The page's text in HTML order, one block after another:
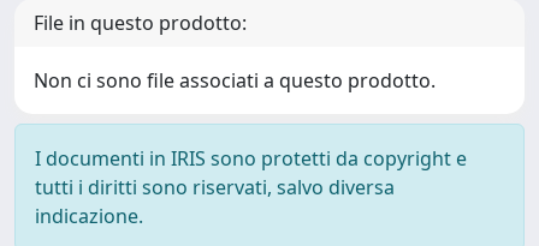
File in questo prodotto:
Non ci sono file associati a questo prodotto.
I documenti in IRIS sono protetti da copyright e
tutti i diritti sono riservati, salvo diversa
indicazione.